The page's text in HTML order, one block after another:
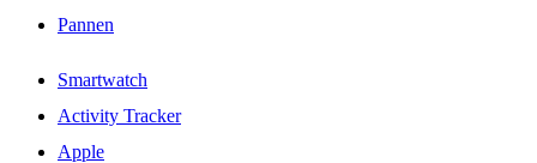
Pannen
Smartwatch
Activity Tracker
Apple